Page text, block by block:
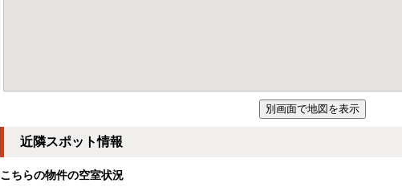
近隣スポット情報
こちらの物件の空室状況